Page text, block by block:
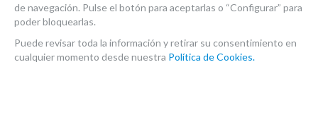
ACCESORIOS CLARINETE BAJO
ACCESORIOS SAXO BARITONO
de navegación. Pulse el botón para aceptarlas o “Configurar” para
poder bloquearlas.
Puede revisar toda la información y retirar su consentimiento en
cualquier momento desde nuestra Política de Cookies.